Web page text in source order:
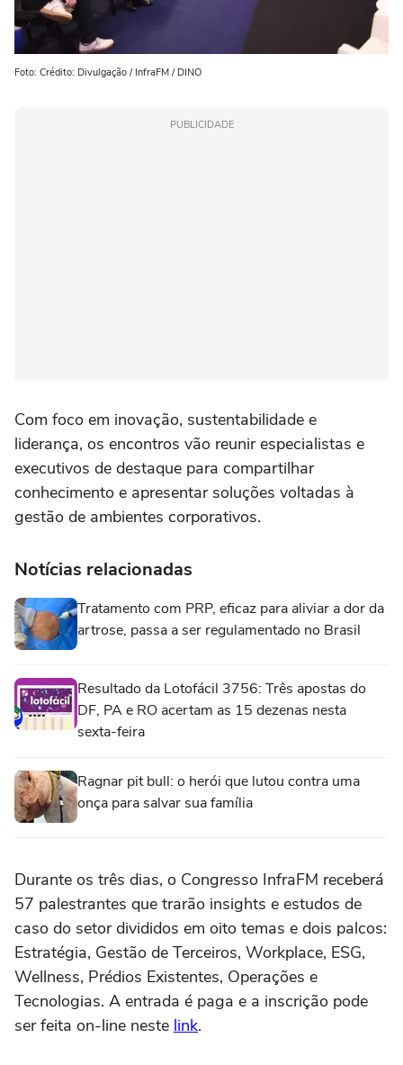
Foto: Crédito: Divulgação / InfraFM / DINO
PUBLICIDADE
Com foco em inovação, sustentabilidade e
liderança, os encontros vão reunir especialistas e
executivos de destaque para compartilhar
conhecimento e apresentar soluções voltadas à
gestão de ambientes corporativos.
Notícias relacionadas
Tratamento com PRP, eficaz para aliviar a dor da
artrose, passa a ser regulamentado no Brasil
Resultado da Lotofácil 3756: Três apostas do
DF, PA e RO acertam as 15 dezenas nesta
sexta-feira
Ragnar pit bull: o herói que lutou contra uma
onça para salvar sua família
Durante os três dias, o Congresso InfraFM receberá
57 palestrantes que trarão insights e estudos de
caso do setor divididos em oito temas e dois palcos:
Estratégia, Gestão de Terceiros, Workplace, ESG,
Wellness, Prédios Existentes, Operações e
Tecnologias. A entrada é paga e a inscrição pode
ser feita on-line neste link.